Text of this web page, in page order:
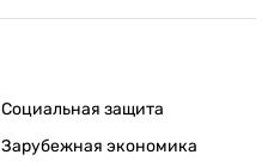
Социальная защита
Зарубежная экономика